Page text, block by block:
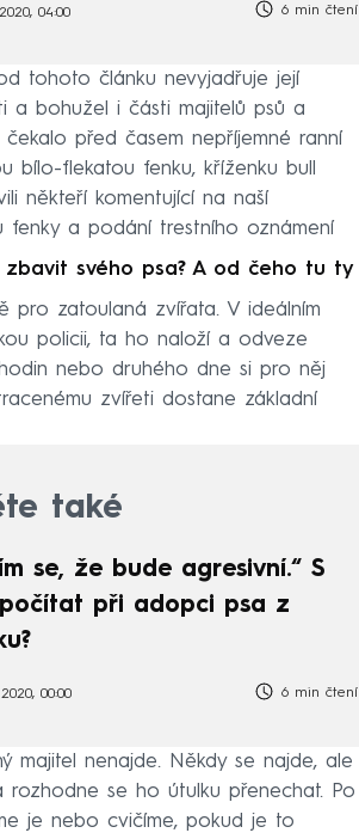
04:00 6 min čtení
tohoto článku nevyjadřuje její
a bohužel i části majitelů psů a
před časem nepříjemné ranní
bílo-flekatou fenku, kříženku bull
někteří komentující na naší
a podání trestního oznámení
svého psa? A od čeho tu ty
pro zatoulaná zvířata. V ideálním
policii, ta ho naloží a odveze
nebo druhého dne si pro něj
zvířeti dostane základní
také
se, že bude agresivní.“ S
při adopci psa z
00:00 6 min čtení
majitel nenajde. Někdy se najde, ale
se ho útulku přenechat. Po
je nebo cvičíme, pokud je to